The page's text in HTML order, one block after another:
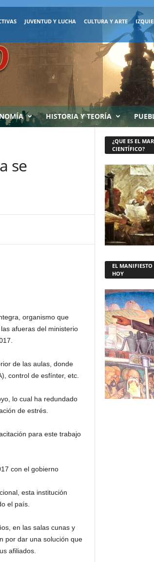
JUVENTUD Y LUCHA CULTURA Y ARTE
HISTORIA Y TEORÍA
se
organismo que
afueras del ministerio
de las aulas, donde
control de esfínter, etc.
lo cual ha redundado
de estrés.
para este trabajo
con el gobierno
esta institución
el país.
en las salas cunas y
por dar una solución que
afiliados.
¿QUE ES EL
CIENTÍFICO?
EL
HOY